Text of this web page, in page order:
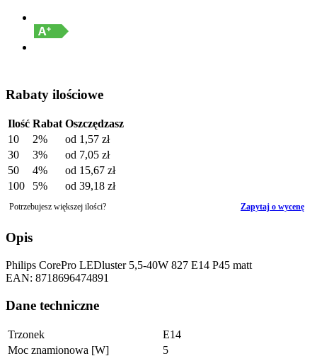
Rabaty ilościowe
Ilość Rabat Oszczędzasz
10
2% od 1,57 zł
30
3% od 7,05 zł
50
4% od 15,67 zł
100
5% od 39,18 zł
Potrzebujesz większej ilości? Zapytaj o wycenę
Opis
Philips CorePro LEDluster 5,5-40W 827 E14 P45 matt
EAN: 8718696474891
Dane techniczne
Trzonek
E14
Moc znamionowa [W]
5